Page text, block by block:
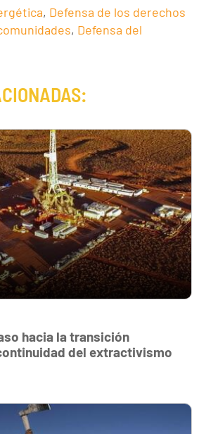
, Defensa de los derechos
, Defensa del
hacia la transición
del extractivismo